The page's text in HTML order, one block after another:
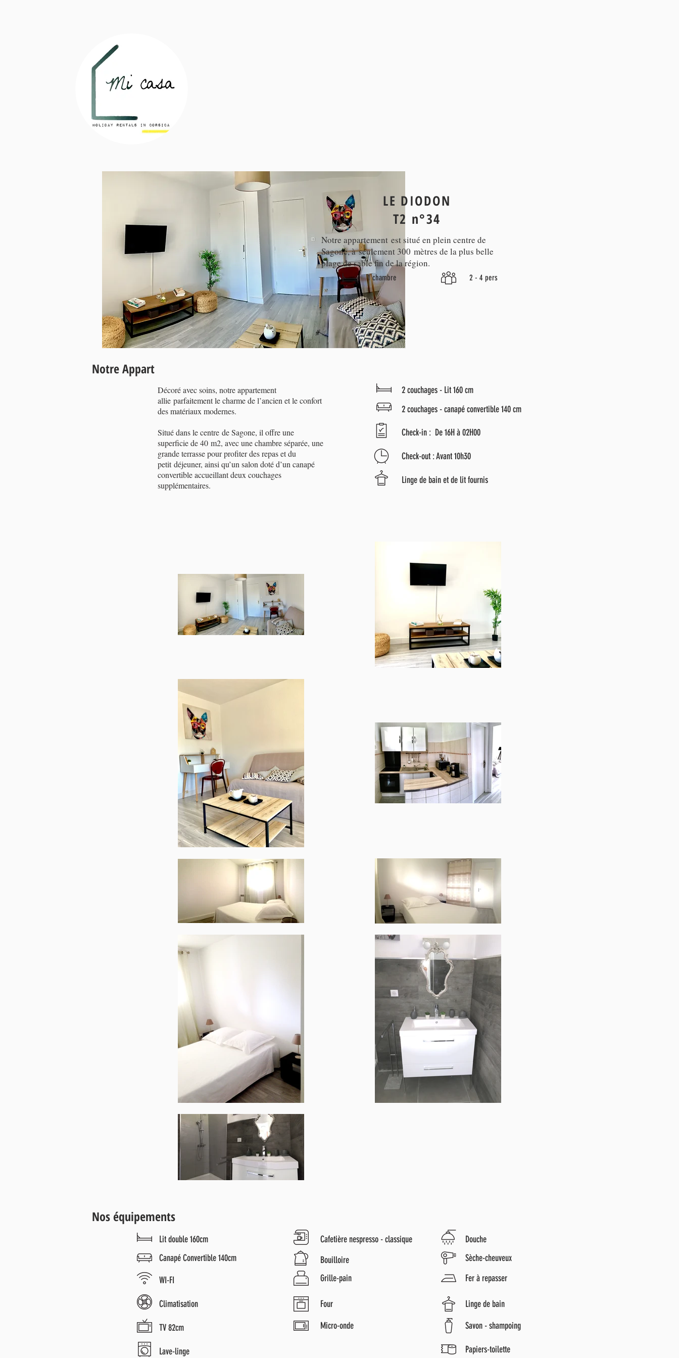
LE DIODON
T2 n°34
Notre appartement est situé en plein centre de
Sagone, à seulement 300 mètres de la plus belle
plage de sable fin de la région.
1 chambre 2 - 4 pers
Notre Appart
Décoré avec soins, notre appartement
allie parfaitement le charme de l’ancien et le confort
des matériaux modernes.
Situé dans le centre de Sagone, il offre une
superficie de 40 m2, avec une chambre séparée, une
grande terrasse pour profiter des repas et du
petit déjeuner, ainsi qu’un salon doté d’un canapé
convertible accueillant deux couchages
supplémentaires.
2 couchages - Lit 160 cm
2 couchages - canapé convertible 140 cm
Check-in : De 16H à 02H00
Check-out : Avant 10h30
Linge de bain et de lit fournis
Nos équipements
Lit double 160cm
Cafetière nespresso - classique
Canapé Convertible 140cm
Bouilloire
WI-FI
Grille-pain
Climatisation Four
TV 82cm Micro-onde
Lave-linge
Douche
Sèche-cheuveux
Fer à repasser
Linge de bain
Savon - shampoing
Papiers-toilette